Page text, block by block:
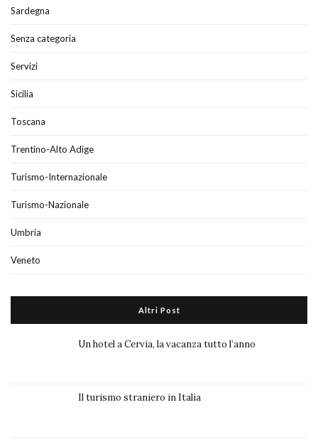
Sardegna
Senza categoria
Servizi
Sicilia
Toscana
Trentino-Alto Adige
Turismo-Internazionale
Turismo-Nazionale
Umbria
Veneto
Altri Post
Un hotel a Cervia, la vacanza tutto l’anno
Il turismo straniero in Italia